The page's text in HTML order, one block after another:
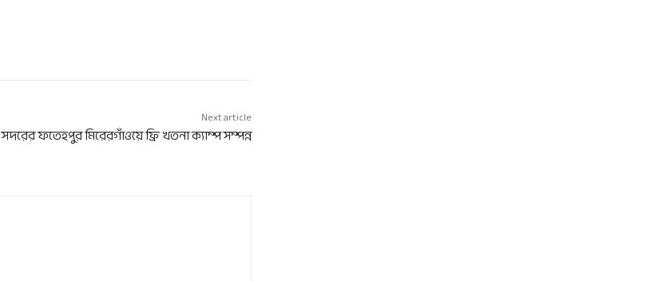
Next article
সদরের ফতেহপুর মিরেরগাঁওয়ে ফ্রি খতনা ক্যাম্প সম্পন্ন